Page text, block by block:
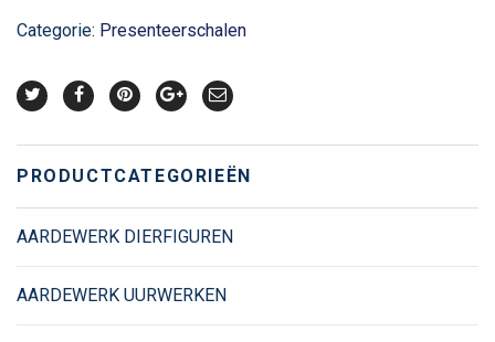
Categorie: Presenteerschalen
PRODUCTCATEGORIEËN
AARDEWERK DIERFIGUREN
AARDEWERK UURWERKEN